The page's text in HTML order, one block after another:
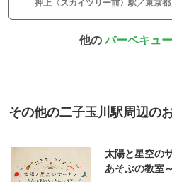
他のバーベキュー
その他の二子玉川駅周辺の
太陽と星空の
あそぶの教室～